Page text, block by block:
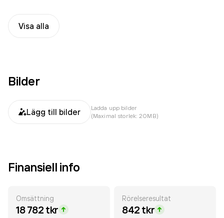
Visa alla
Bilder
Lägg till bilder
Ladda upp bilder
(Maximal storlek: 20MB)
Finansiell info
Omsättning
18 782 tkr
Rörelseresultat
842 tkr